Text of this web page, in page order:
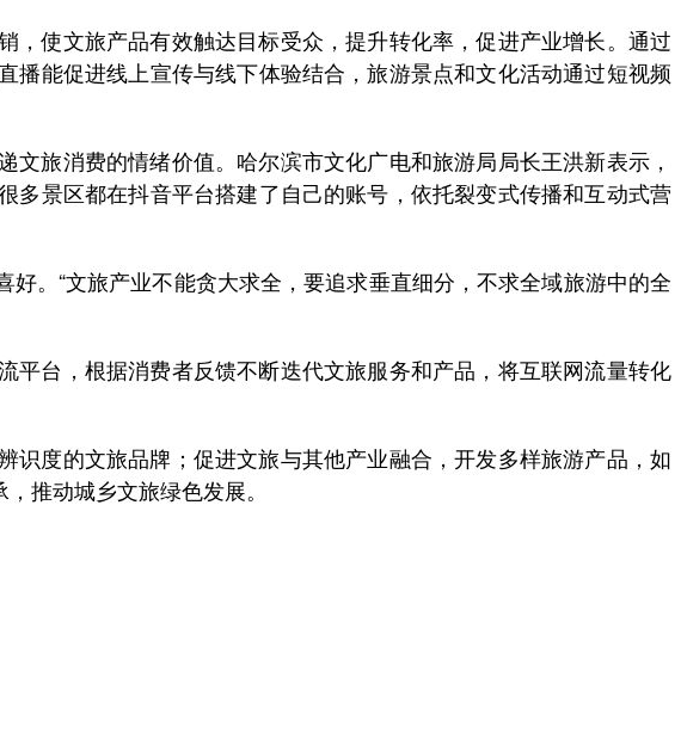
使文旅产品有效触达目标受众，提升转化率，促进产业增长。通过
能促进线上宣传与线下体验结合，旅游景点和文化活动通过短视频
旅消费的情绪价值。哈尔滨市文化广电和旅游局局长王洪新表示，
景区都在抖音平台搭建了自己的账号，依托裂变式传播和互动式营
。“文旅产业不能贪大求全，要追求垂直细分，不求全域旅游中的全
台，根据消费者反馈不断迭代文旅服务和产品，将互联网流量转化
度的文旅品牌；促进文旅与其他产业融合，开发多样旅游产品，如
推动城乡文旅绿色发展。